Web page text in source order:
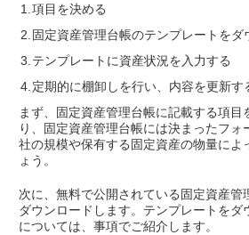
項目を決める
固定資産管理台帳のテンプレートをダ
テンプレートに資産状況を入力する
定期的に棚卸しを行い、内容を更新す
まず、固定資産管理台帳に記載する項目
り、固定資産管理台帳には決まったフォ
社の規模や保有する固定資産の物量によ
ょう。
次に、無料で公開されている固定資産管
ダウンロードします。テンプレートをダ
については、事項でご紹介します。